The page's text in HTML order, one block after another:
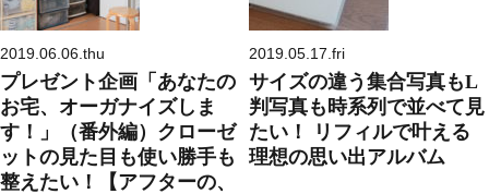
2019.06.06.thu
プレゼント企画「あなたの
お宅、オーガナイズしま
す！」（番外編）クローゼ
ットの見た目も使い勝手も
整えたい！【アフターの、
2019.05.17.fri
サイズの違う集合写真もL
判写真も時系列で並べて見
たい！ リフィルで叶える
理想の思い出アルバム